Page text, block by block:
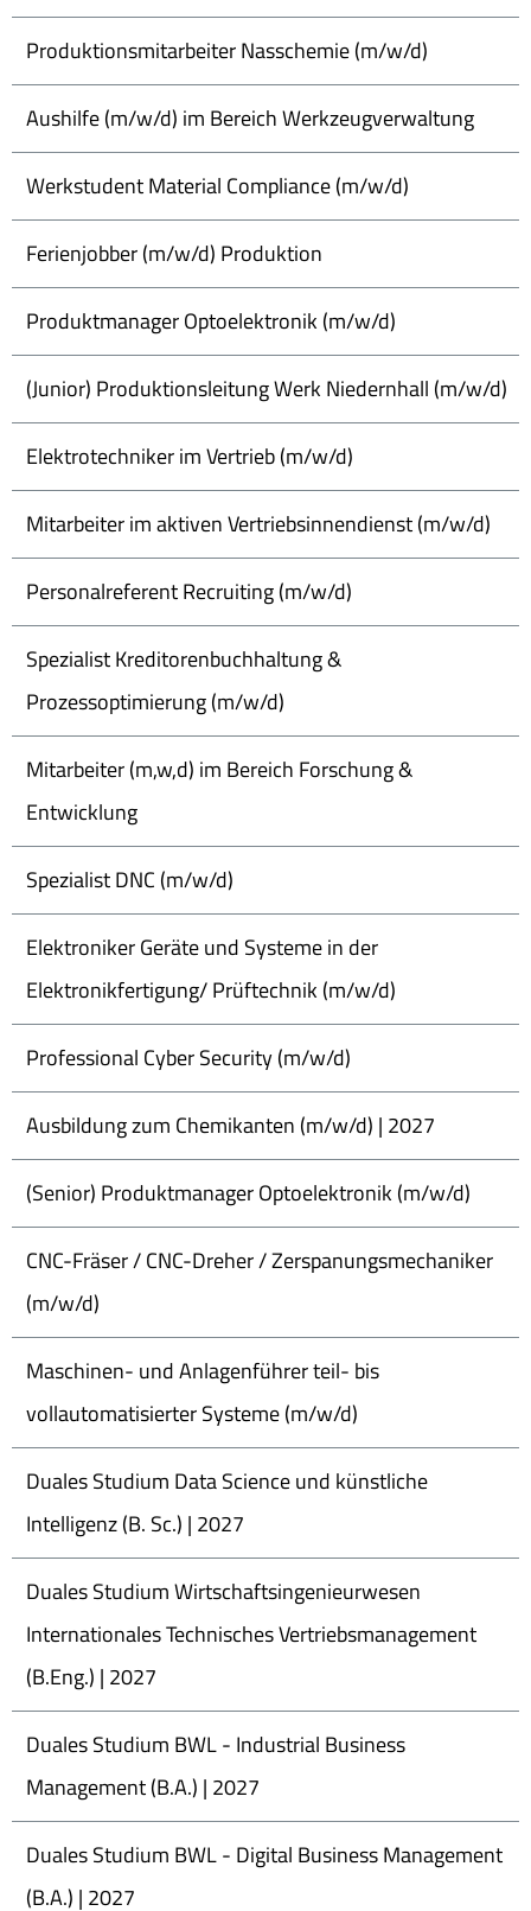
Produktionsmitarbeiter Nasschemie (m/w/d)
Aushilfe (m/w/d) im Bereich Werkzeugverwaltung
Werkstudent Material Compliance (m/w/d)
Ferienjobber (m/w/d) Produktion
Produktmanager Optoelektronik (m/w/d)
(Junior) Produktionsleitung Werk Niedernhall (m/w/d)
Elektrotechniker im Vertrieb (m/w/d)
Mitarbeiter im aktiven Vertriebsinnendienst (m/w/d)
Personalreferent Recruiting (m/w/d)
Spezialist Kreditorenbuchhaltung &
Prozessoptimierung (m/w/d)
Mitarbeiter (m,w,d) im Bereich Forschung &
Entwicklung
Spezialist DNC (m/w/d)
Elektroniker Geräte und Systeme in der
Elektronikfertigung/ Prüftechnik (m/w/d)
Professional Cyber Security (m/w/d)
Ausbildung zum Chemikanten (m/w/d) | 2027
(Senior) Produktmanager Optoelektronik (m/w/d)
CNC-Fräser / CNC-Dreher / Zerspanungsmechaniker
(m/w/d)
Maschinen- und Anlagenführer teil- bis
vollautomatisierter Systeme (m/w/d)
Duales Studium Data Science und künstliche
Intelligenz (B. Sc.) | 2027
Duales Studium Wirtschaftsingenieurwesen
Internationales Technisches Vertriebsmanagement
(B.Eng.) | 2027
Duales Studium BWL - Industrial Business
Management (B.A.) | 2027
Duales Studium BWL - Digital Business Management
(B.A.) | 2027